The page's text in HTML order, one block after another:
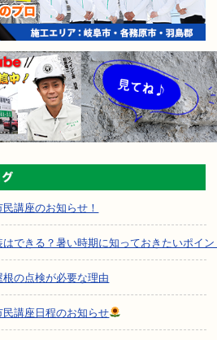
講座のお知らせ！
できる？暑い時期に知っておきたいポイン
の点検が必要な理由
講座日程のお知らせ